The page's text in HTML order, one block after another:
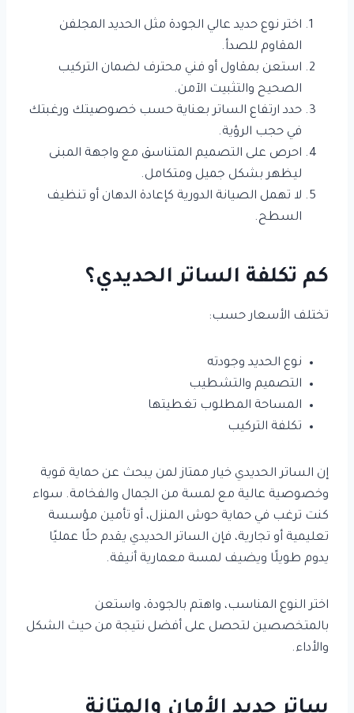
اختر نوع حديد عالي الجودة مثل الحديد المجلفن
المقاوم للصدأ.
استعن بمقاول أو فني محترف لضمان التركيب
الصحيح والتثبيت الآمن.
حدد ارتفاع الساتر بعناية حسب خصوصيتك ورغبتك
في حجب الرؤية.
احرص على التصميم المتناسق مع واجهة المبنى
ليظهر بشكل جميل ومتكامل.
لا تهمل الصيانة الدورية كإعادة الدهان أو تنظيف
السطح.
كم تكلفة الساتر الحديدي؟
تختلف الأسعار حسب:
نوع الحديد وجودته
التصميم والتشطيب
المساحة المطلوب تغطيتها
تكلفة التركيب
إن الساتر الحديدي خيار ممتاز لمن يبحث عن حماية قوية
وخصوصية عالية مع لمسة من الجمال والفخامة. سواء
كنت ترغب في حماية حوش المنزل، أو تأمين مؤسسة
تعليمية أو تجارية، فإن الساتر الحديدي يقدم حلًا عمليًا
يدوم طويلًا ويضيف لمسة معمارية أنيقة.
اختر النوع المناسب، واهتم بالجودة، واستعن
بالمتخصصين لتحصل على أفضل نتيجة من حيث الشكل
والأداء.